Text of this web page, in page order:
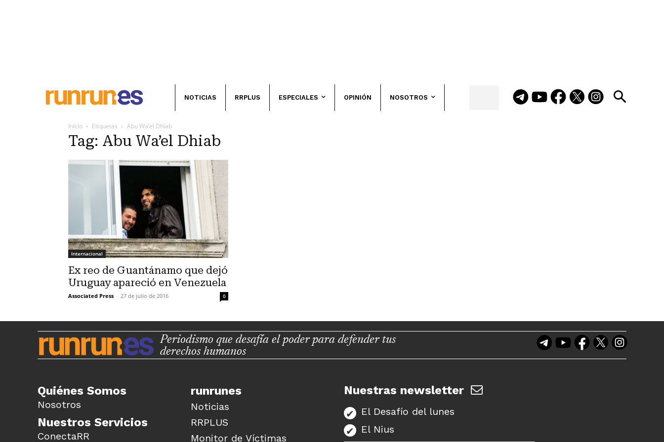
NOTICIAS RRPLUS ESPECIALES OPINIÓN NOSOTROS
Inicio Etiquetas Abu Wa’el Dhiab
Tag: Abu Wa’el Dhiab
Internacional
Ex reo de Guantánamo que dejó
Uruguay apareció en Venezuela
Associated Press - 27 de julio de 2016 0
Periodismo que desafía el poder para defender tus
derechos humanos
Quiénes Somos
Nosotros
Nuestros Servicios
ConectaRR
runrunes
Noticias
RRPLUS
Monitor de Víctimas
Nuestras newsletter
El Desafío del lunes
El Nius